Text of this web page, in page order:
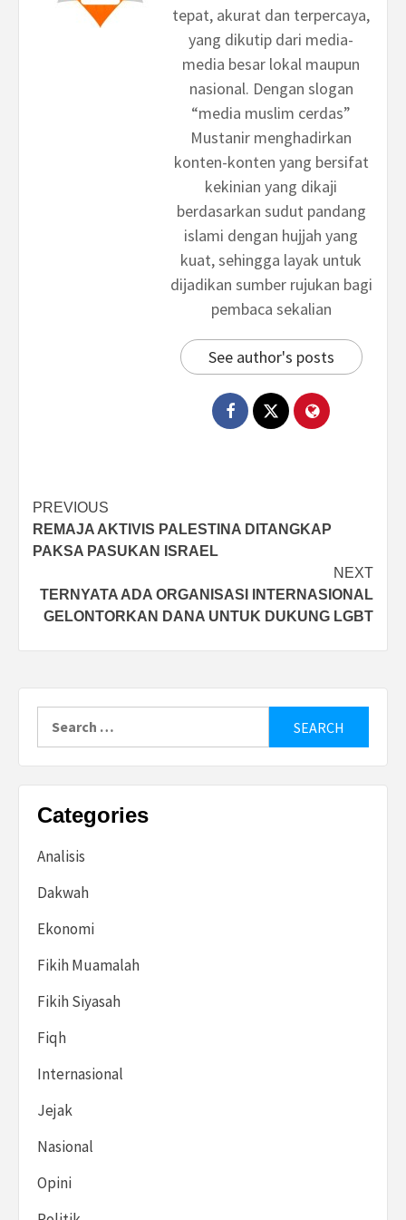
tepat, akurat dan terpercaya,
yang dikutip dari media-
media besar lokal maupun
nasional. Dengan slogan
“media muslim cerdas”
Mustanir menghadirkan
konten-konten yang bersifat
kekinian yang dikaji
berdasarkan sudut pandang
islami dengan hujjah yang
kuat, sehingga layak untuk
dijadikan sumber rujukan bagi
pembaca sekalian
See author's posts
Post
navigation
PREVIOUS
REMAJA AKTIVIS PALESTINA DITANGKAP
PAKSA PASUKAN ISRAEL
NEXT
TERNYATA ADA ORGANISASI INTERNASIONAL
GELONTORKAN DANA UNTUK DUKUNG LGBT
Categories
Analisis
Dakwah
Ekonomi
Fikih Muamalah
Fikih Siyasah
Fiqh
Internasional
Jejak
Nasional
Opini